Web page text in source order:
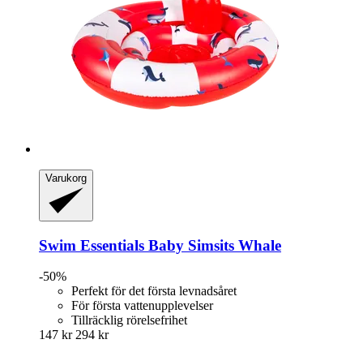
Varukorg
Swim Essentials Baby Simsits Whale
-50%
Perfekt för det första levnadsåret
För första vattenupplevelser
Tillräcklig rörelsefrihet
147 kr 294 kr